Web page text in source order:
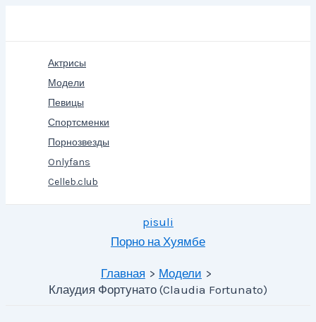
Актрисы
Модели
Певицы
Спортсменки
Порнозвезды
Onlyfans
Celleb.club
pisuli
Порно на Хуямбе
Главная
Модели
Клаудия Фортунато (Claudia Fortunato)